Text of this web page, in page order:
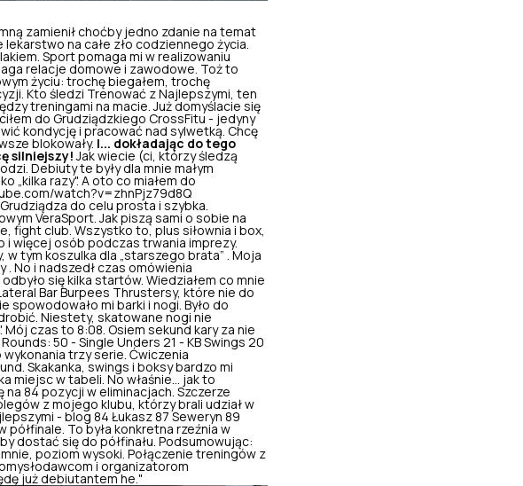
zamienił choćby jedno zdanie na temat
na całe zło codziennego życia.
Sport pomaga mi w realizowaniu
relacje domowe i zawodowe. Toż to
życiu: trochę biegałem, trochę
Kto śledzi Trenować z Najlepszymi , ten
treningami na macie. Już domyślacie się
do Grudziądzkiego CrossFitu - jedyny
kondycję i pracować nad sylwetką. Chcę
blokowały. I... dokładając do tego
silniejszy! Jak wiecie (ci, którzy śledzą
Debiuty te były dla mnie małym
„kilka razy". A oto co miałem do
watch?v=zhnPjz79d8Q
do celu prosta i szybka.
VeraSport. Jak piszą sami o sobie na
fight club. Wszystko to, plus siłownia i box,
i więcej osób podczas trwania imprezy.
tym koszulka dla „starszego brata” . Moja
No i nadszedł czas omówienia
się kilka startów. Wiedziałem co mnie
Bar Burpees Thrustersy, które nie do
mi barki i nogi. Było do
Niestety, skatowane nogi nie
czas to 8:08. Osiem sekund kary za nie
50 - Single Unders 21 - KB Swings 20
wykonania trzy serie. Ćwiczenia
Skakanka, swings i boksy bardzo mi
miejsc w tabeli. No właśnie… jak to
na 84 pozycji w eliminacjach. Szczerze
z mojego klubu, którzy brali udział w
- blog 84 Łukasz 87 Seweryn 89
półfinale. To była konkretna rzeźnia w
dostać się do półfinału. Podsumowując:
poziom wysoki. Połączenie treningów z
i organizatorom
już debiutantem he."